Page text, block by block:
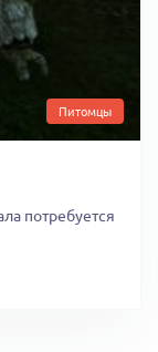
Питомцы
потребуется